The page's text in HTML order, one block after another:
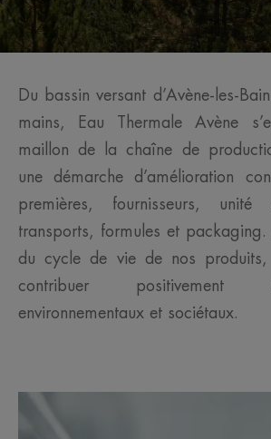
Du bassin versant d’Avène-les-
mains, Eau Thermale Avène
maillon de la chaîne de
une démarche d’amélioration
premières, fournisseurs, unité
transports, formules et
du cycle de vie de nos
contribuer positivement
environnementaux et sociétaux.